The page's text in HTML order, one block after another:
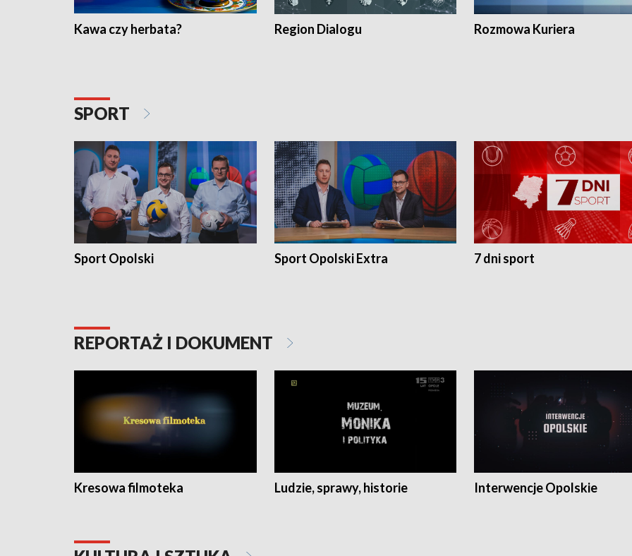
Kawa czy herbata? Region Dialogu Rozmowa Kuriera
SPORT
Sport Opolski Sport Opolski Extra 7 dni sport
REPORTAŻ I DOKUMENT
Kresowa filmoteka Ludzie, sprawy, historie Interwencje Opolskie